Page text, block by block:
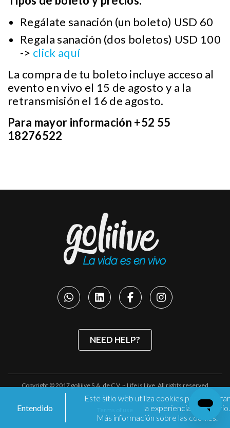
Regálate sanación (un boleto) USD 60
Regala sanación (dos boletos) USD 100
-> click aquí
La compra de tu boleto incluye acceso al
evento en vivo el 15 de agosto y a la
retransmisión el 16 de agosto.
Para mayor información +52 55
18276522
NEED HELP?
Copyright © 2017 goliiive S.A. de C.V. ~ Life is Live. All rights reserved
Privacy Policy
Entendido
Este sitio web utiliza cookies para mejorar
la experiencia de usuario.
Más información sobre las cookies.